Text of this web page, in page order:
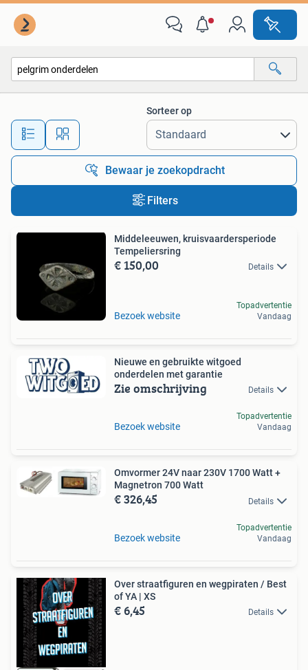
Alle afstanden…
Sorteer op
Bewaar je zoekopdracht
Filters
Middeleeuwen, kruisvaardersperiode
Tempeliersring
€ 150,00 Details
Bezoek website
Topadvertentie
Vandaag
Nieuwe en gebruikte witgoed
onderdelen met garantie
Zie omschrijving Details
Bezoek website
Topadvertentie
Vandaag
Omvormer 24V naar 230V 1700 Watt +
Magnetron 700 Watt
€ 326,45 Details
Bezoek website
Topadvertentie
Vandaag
Over straatfiguren en wegpiraten / Best
of YA | XS
€ 6,45 Details